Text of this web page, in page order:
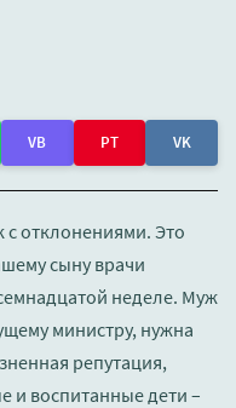
VB PT VK
с отклонениями. Это
сыну врачи
неделе. Муж
министру, нужна
репутация,
и воспитанные дети –